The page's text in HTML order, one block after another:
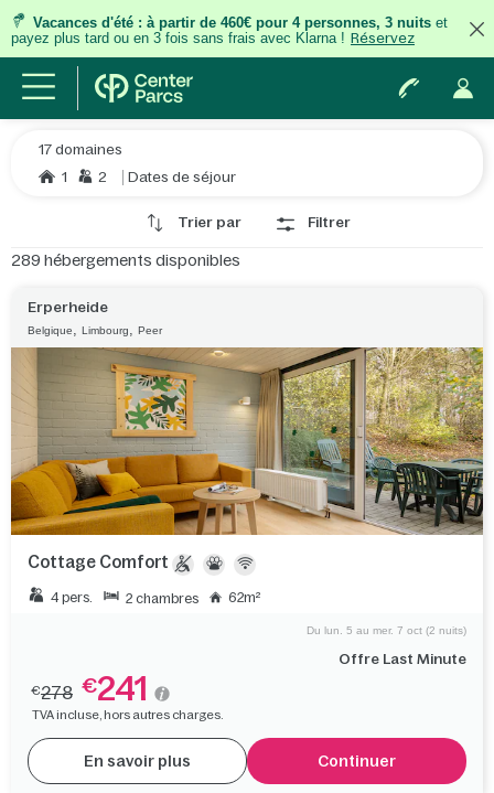
Vacances d'été : à partir de 460€ pour 4 personnes, 3 nuits et
payez plus tard ou en 3 fois sans frais avec Klarna ! Réservez
17 domaines
1
2 Dates de séjour
Trier par Filtrer
289 hébergements disponibles
Erperheide
Belgique, Limbourg, Peer
Cottage Comfort
4 pers. 2 chambres 62m²
Offre Last Minute
Du lun. 5 au mer. 7 oct (2 nuits)
€278 €241
TVA incluse, hors autres charges.
En savoir plus Continuer